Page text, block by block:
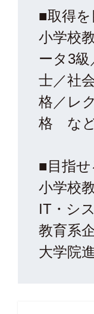
■取得
小学校
ータ3
士／社
格／レ
格 な
■目指
小学校
IT・シ
教育系
大学院